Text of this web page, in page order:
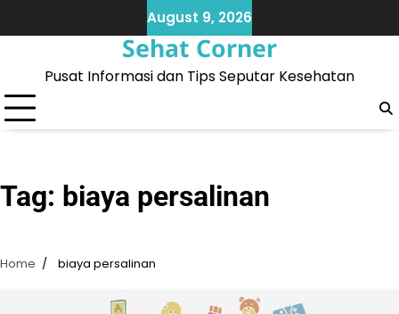
to
August 9, 2026
Sehat Corner
Pusat Informasi dan Tips Seputar Kesehatan
Tag: biaya persalinan
Home biaya persalinan